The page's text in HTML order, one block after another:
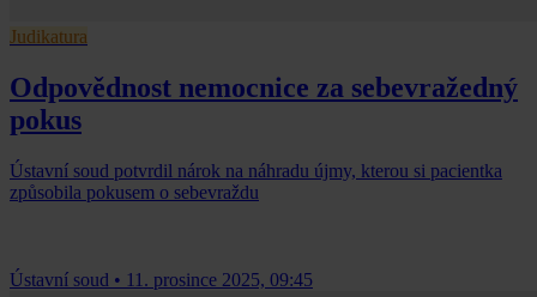
Judikatura
Odpovědnost nemocnice za sebevražedný
pokus
Ústavní soud potvrdil nárok na náhradu újmy, kterou si pacientka
způsobila pokusem o sebevraždu
Ústavní soud • 11. prosince 2025, 09:45